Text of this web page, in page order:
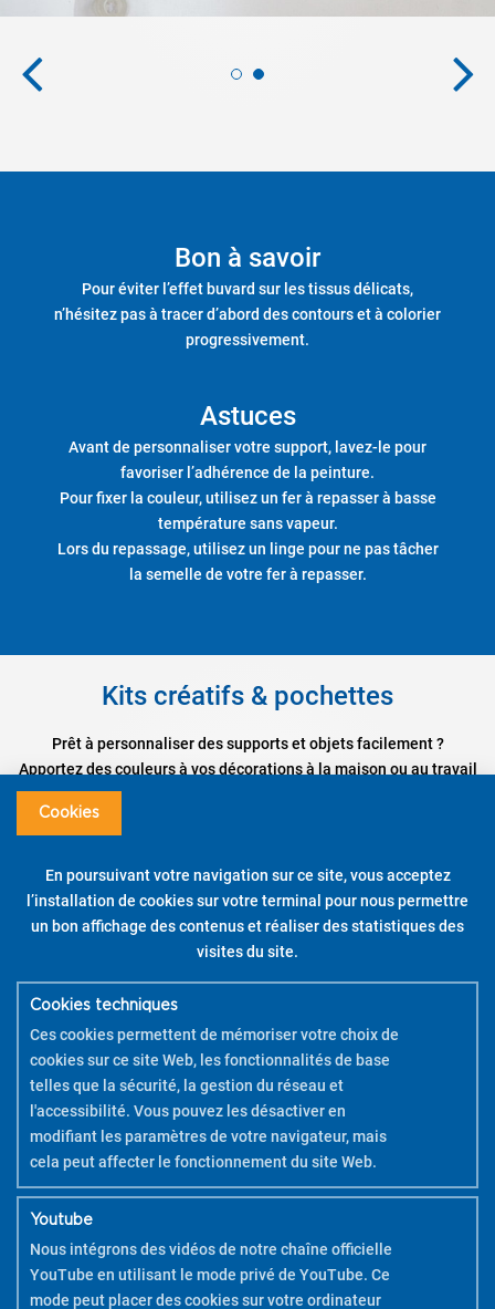
Bon à savoir
Pour éviter l’effet buvard sur les tissus délicats,
n’hésitez pas à tracer d’abord des contours et à colorier
progressivement.
Astuces
Avant de personnaliser votre support, lavez-le pour
favoriser l’adhérence de la peinture.
Pour fixer la couleur, utilisez un fer à repasser à basse
température sans vapeur.
Lors du repassage, utilisez un linge pour ne pas tâcher
la semelle de votre fer à repasser.
Kits créatifs & pochettes
Prêt à personnaliser des supports et objets facilement ?
Apportez des couleurs à vos décorations à la maison ou au travail
grâce aux pochettes Pintor et à ses kits créatifs !
Pour vous aider à utiliser vos kits créatifs,
Pilot Pintor – Kit Créatif – Housse de Coussin – Pointes
Fine / Large
REGARDER LE TUTORIEL
Cookies
En poursuivant votre navigation sur ce site, vous acceptez
l’installation de cookies sur votre terminal pour nous permettre
un bon affichage des contenus et réaliser des statistiques des
visites du site.
Cookies techniques
Ces cookies permettent de mémoriser votre choix de
cookies sur ce site Web, les fonctionnalités de base
telles que la sécurité, la gestion du réseau et
l'accessibilité. Vous pouvez les désactiver en
modifiant les paramètres de votre navigateur, mais
cela peut affecter le fonctionnement du site Web.
Youtube
Nous intégrons des vidéos de notre chaîne officielle
YouTube en utilisant le mode privé de YouTube. Ce
mode peut placer des cookies sur votre ordinateur